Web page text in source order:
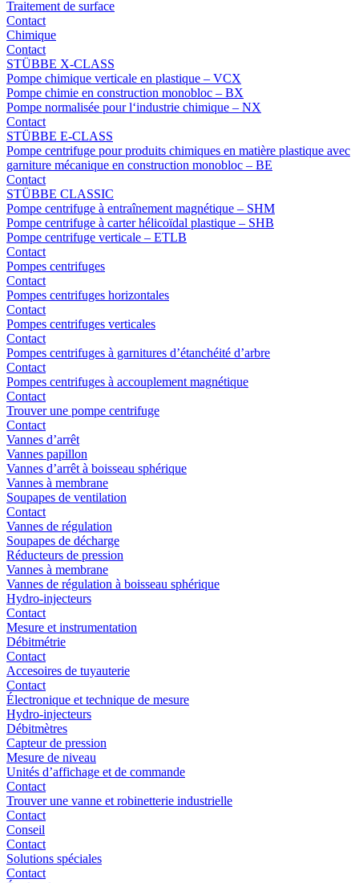
Traitement de surface
Contact
Chimique
Contact
STÜBBE X-CLASS
Pompe chimique verticale en plastique – VCX
Pompe chimie en construction monobloc – BX
Pompe normalisée pour l‘industrie chimique – NX
Contact
STÜBBE E-CLASS
Pompe centrifuge pour produits chimiques en matière plastique avec
garniture mécanique en construction monobloc – BE
Contact
STÜBBE CLASSIC
Pompe centrifuge à entraînement magnétique – SHM
Pompe centrifuge à carter hélicoïdal plastique – SHB
Pompe centrifuge verticale – ETLB
Contact
Pompes centrifuges
Contact
Pompes centrifuges horizontales
Contact
Pompes centrifuges verticales
Contact
Pompes centrifuges à garnitures d’étanchéité d’arbre
Contact
Pompes centrifuges à accouplement magnétique
Contact
Trouver une pompe centrifuge
Contact
Vannes d’arrêt
Vannes papillon
Vannes d’arrêt à boisseau sphérique
Vannes à membrane
Soupapes de ventilation
Contact
Vannes de régulation
Soupapes de décharge
Réducteurs de pression
Vannes à membrane
Vannes de régulation à boisseau sphérique
Hydro-injecteurs
Contact
Mesure et instrumentation
Débitmétrie
Contact
Accesoires de tuyauterie
Contact
Électronique et technique de mesure
Hydro-injecteurs
Débitmètres
Capteur de pression
Mesure de niveau
Unités d’affichage et de commande
Contact
Trouver une vanne et robinetterie industrielle
Contact
Conseil
Contact
Solutions spéciales
Contact